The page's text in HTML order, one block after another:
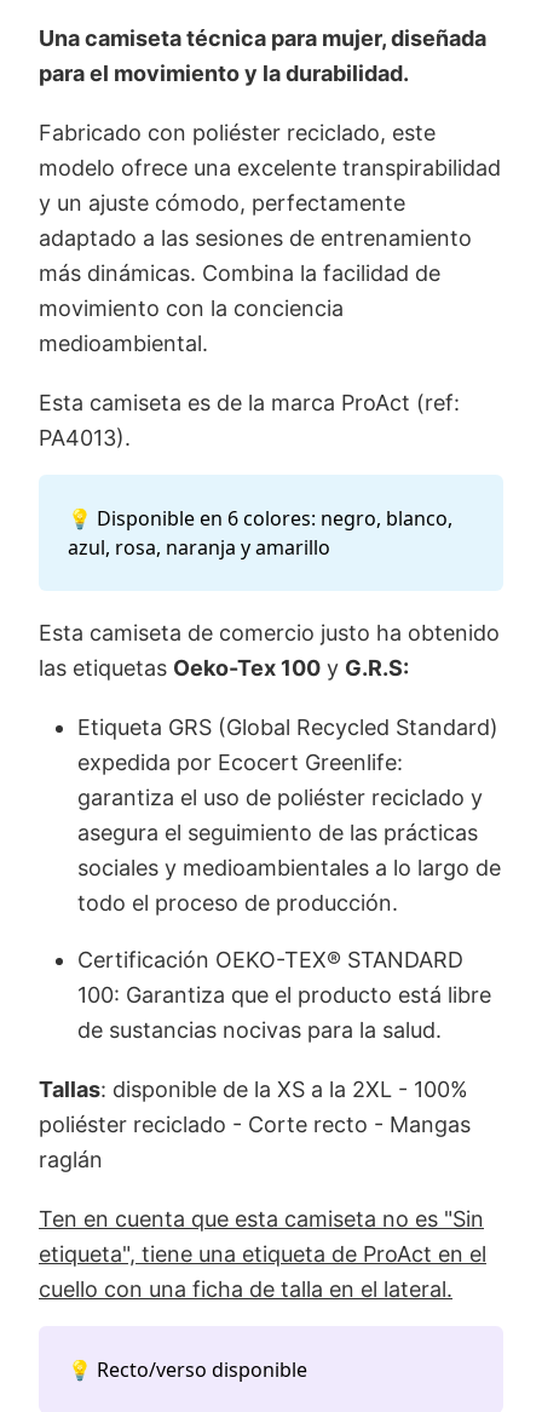
Una camiseta técnica para mujer, diseñada
para el movimiento y la durabilidad.
Fabricado con poliéster reciclado, este
modelo ofrece una excelente transpirabilidad
y un ajuste cómodo, perfectamente
adaptado a las sesiones de entrenamiento
más dinámicas. Combina la facilidad de
movimiento con la conciencia
medioambiental.
Esta camiseta es de la marca ProAct (ref:
PA4013).
💡 Disponible en 6 colores: negro, blanco,
azul, rosa, naranja y amarillo
Esta camiseta de comercio justo ha obtenido
las etiquetas Oeko-Tex 100 y G.R.S:
Etiqueta GRS (Global Recycled Standard)
expedida por Ecocert Greenlife:
garantiza el uso de poliéster reciclado y
asegura el seguimiento de las prácticas
sociales y medioambientales a lo largo de
todo el proceso de producción.
Certificación OEKO-TEX® STANDARD
100: Garantiza que el producto está libre
de sustancias nocivas para la salud.
Tallas: disponible de la XS a la 2XL - 100%
poliéster reciclado - Corte recto - Mangas
raglán
Ten en cuenta que esta camiseta no es "Sin
etiqueta", tiene una etiqueta de ProAct en el
cuello con una ficha de talla en el lateral.
💡 Recto/verso disponible